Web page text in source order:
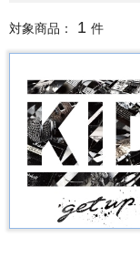
対象商品： 1 件